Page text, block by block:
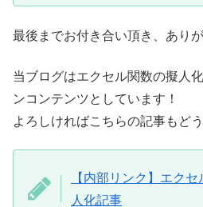
最後までお付き合い頂き、あり
当ブログはエクセル関数の擬人
ンコンテンツとしています！
よろしければこちらの記事もど
【内部リンク】エク
人化記事